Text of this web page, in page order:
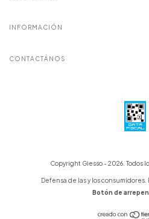
INFORMACIÓN
CONTACTÁNOS
Copyright Giesso - 2026. Todos
Defensa de las y los consumidores.
Botón de